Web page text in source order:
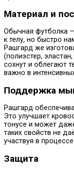
Материал и
Обычная футболка
к телу, но быстро
Рашгард же
(полиэстер,
сохнут и облегают
важно в
Поддержка
Рашгард
Это улучшает
тонусе и может
таких свойств не
участвуя в
Защита